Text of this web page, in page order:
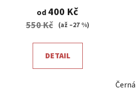
produktu
je
5
od400 Kč
550 Kč (až –27 %)
DETAIL
Černá